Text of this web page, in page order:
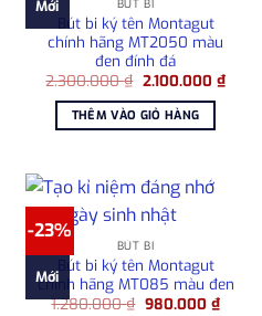
₫.
Mới BÚT BI
Bút bi ký tên Montagut
chính hãng MT2050 màu
đen đính đá
2.300.000₫ Giá
là:
2.300.000 ₫.
2.100.000 ₫Giá
hiện
THÊM VÀO GIỎ HÀNG
-23%
Mới
BÚT BI
Bút bi ký tên Montagut
chính hãng MT085 màu đen
1.280.000₫ Giá
980.000 ₫Giá